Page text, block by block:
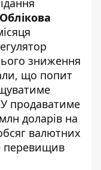
Облікова
зниження
що попит
продаватиме
доларів на
валютних
перевищив